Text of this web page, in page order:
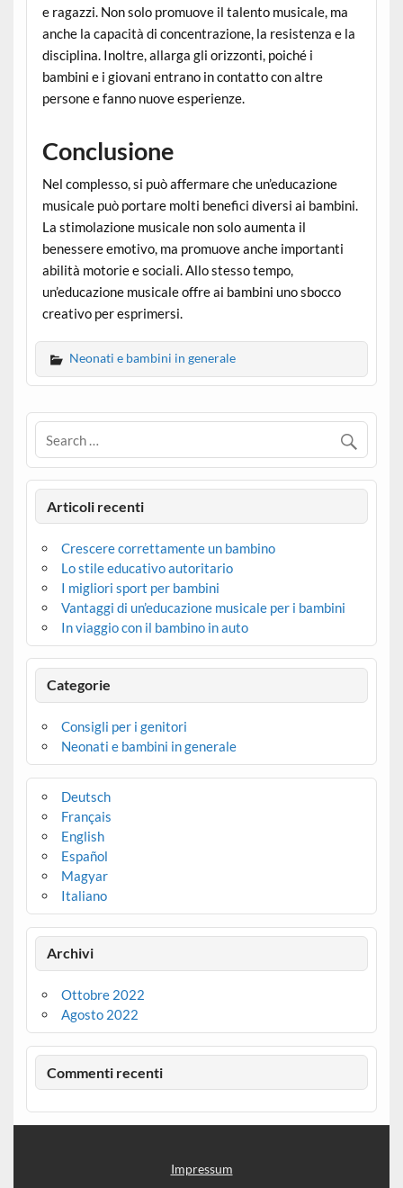
e ragazzi. Non solo promuove il talento musicale, ma
anche la capacità di concentrazione, la resistenza e la
disciplina. Inoltre, allarga gli orizzonti, poiché i
bambini e i giovani entrano in contatto con altre
persone e fanno nuove esperienze.
Conclusione
Nel complesso, si può affermare che un’educazione
musicale può portare molti benefici diversi ai bambini.
La stimolazione musicale non solo aumenta il
benessere emotivo, ma promuove anche importanti
abilità motorie e sociali. Allo stesso tempo,
un’educazione musicale offre ai bambini uno sbocco
creativo per esprimersi.
Neonati e bambini in generale
Articoli recenti
Crescere correttamente un bambino
Lo stile educativo autoritario
I migliori sport per bambini
Vantaggi di un’educazione musicale per i bambini
In viaggio con il bambino in auto
Categorie
Consigli per i genitori
Neonati e bambini in generale
Deutsch
Français
English
Español
Magyar
Italiano
Archivi
Ottobre 2022
Agosto 2022
Commenti recenti
Impressum